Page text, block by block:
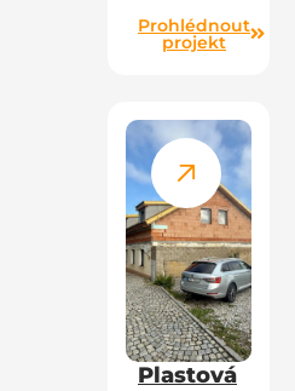
Prohlédnout
projekt
Plastová